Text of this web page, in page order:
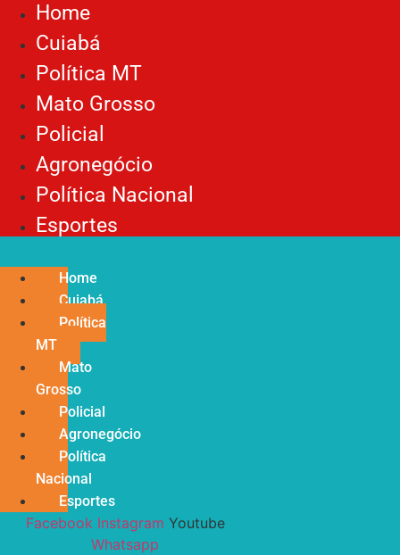
Home
Cuiabá
Política MT
Mato Grosso
Policial
Agronegócio
Política Nacional
Esportes
Home
Cuiabá
Política
MT
Mato
Grosso
Policial
Agronegócio
Política
Nacional
Esportes
Facebook Instagram Youtube
Whatsapp